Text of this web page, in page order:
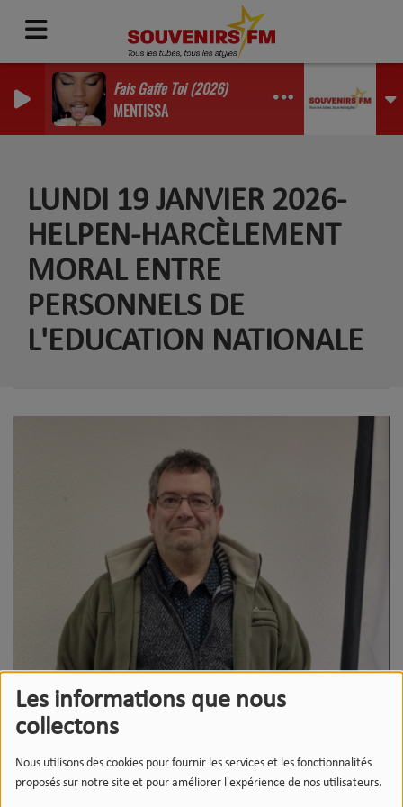
Les informations que nous
collectons
Nous utilisons des cookies pour fournir les services et les fonctionnalités
proposés sur notre site et pour améliorer l'expérience de nos utilisateurs.
Fais Gaffe Toi (2026)
MENTISSA
LUNDI 19 JANVIER 2026-
HELPEN-HARCÈLEMENT
MORAL ENTRE
PERSONNELS DE
L'EDUCATION NATIONALE